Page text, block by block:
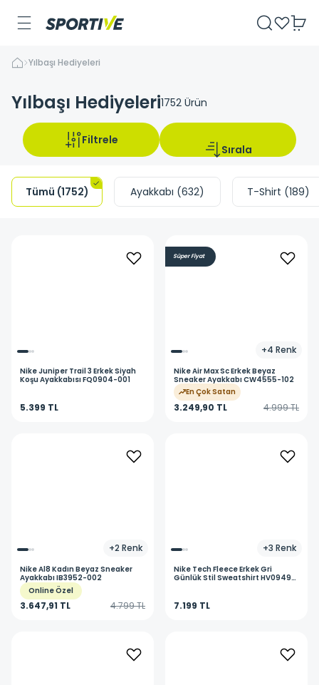
Yılbaşı Hediyeleri
Yılbaşı Hediyeleri1752 Ürün
Filtrele
Sırala
Tümü (1752) Ayakkabı (632) T-Shirt (189)
NikeJuniper Trail 3 Erkek Siyah
Koşu Ayakkabısı FQ0904-001
5.399 TL
Süper Fiyat
+4 Renk
NikeAir Max Sc Erkek Beyaz
Sneaker Ayakkabı CW4555-102
En Çok Satan
3.249,90 TL 4.999 TL
+2 Renk
NikeAl8 Kadın Beyaz Sneaker
Ayakkabı IB3952-002
Online Özel
3.647,91 TL 4.799 TL
+3 Renk
Nike Tech Fleece Erkek Gri
Günlük Stil Sweatshirt HV0949-
7.199 TL